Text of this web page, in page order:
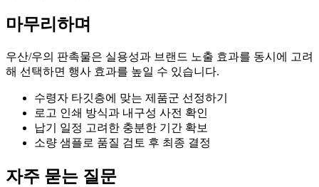
마무리하며
우산/우의 판촉물은 실용성과 브랜드 노출 효과를 동시에 고려
해 선택하면 행사 효과를 높일 수 있습니다.
수령자 타깃층에 맞는 제품군 선정하기
로고 인쇄 방식과 내구성 사전 확인
납기 일정 고려한 충분한 기간 확보
소량 샘플로 품질 검토 후 최종 결정
자주 묻는 질문